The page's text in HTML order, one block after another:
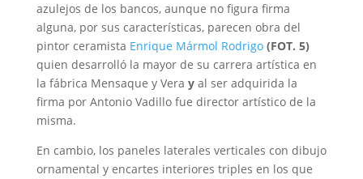
azulejos de los bancos, aunque no figura firma
alguna, por sus características, parecen obra del
pintor ceramista Enrique Mármol Rodrigo (FOT. 5)
quien desarrolló la mayor de su carrera artística en
la fábrica Mensaque y Vera y al ser adquirida la
firma por Antonio Vadillo fue director artístico de la
misma.
En cambio, los paneles laterales verticales con dibujo
ornamental y encartes interiores triples en los que